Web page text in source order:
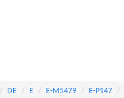
DE E E-M5479 E-P147